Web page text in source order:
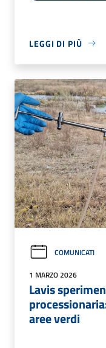
LEGGI DI PIÙ
COMUNICATI
1 MARZO 2026
Lavis
aree verdi